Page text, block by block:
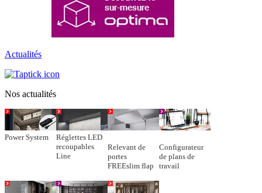
Actualités
Nos actualités
Power System
Réglettes LED
recoupables
Line
Relevant de
portes
FREEslim flap
Configurateur
de plans de
travail